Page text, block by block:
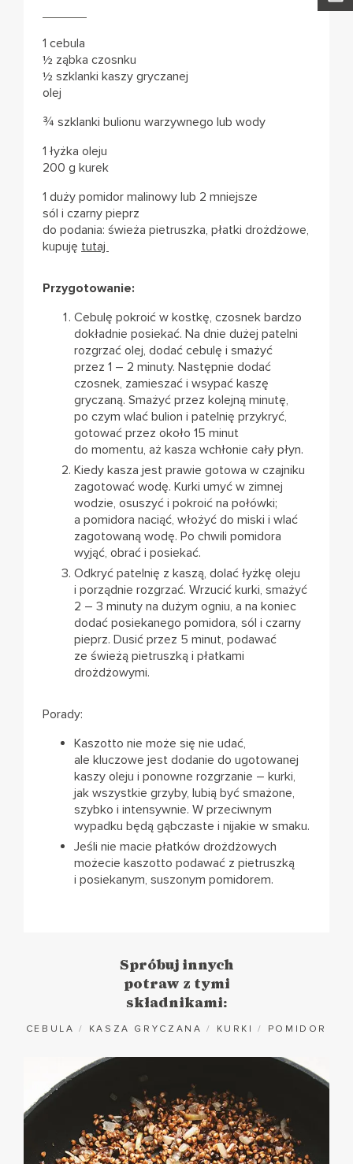
1 cebula
½ ząbka czosnku
½ szklanki kaszy gryczanej
olej
¾ szklanki bulionu warzywnego lub wody
1 łyżka oleju
200 g kurek
1 duży pomidor malinowy lub 2 mniejsze
sól i czarny pieprz
do podania: świeża pietruszka, płatki drożdżowe,
kupuję tutaj
Przygotowanie:
Cebulę pokroić w kostkę, czosnek bardzo
dokładnie posiekać. Na dnie dużej patelni
rozgrzać olej, dodać cebulę i smażyć
przez 1 – 2 minuty. Następnie dodać
czosnek, zamieszać i wsypać kaszę
gryczaną. Smażyć przez kolejną minutę,
po czym wlać bulion i patelnię przykryć,
gotować przez około 15 minut
do momentu, aż kasza wchłonie cały płyn.
Kiedy kasza jest prawie gotowa w czajniku
zagotować wodę. Kurki umyć w zimnej
wodzie, osuszyć i pokroić na połówki;
a pomidora naciąć, włożyć do miski i wlać
zagotowaną wodę. Po chwili pomidora
wyjąć, obrać i posiekać.
Odkryć patelnię z kaszą, dolać łyżkę oleju
i porządnie rozgrzać. Wrzucić kurki, smażyć
2 – 3 minuty na dużym ogniu, a na koniec
dodać posiekanego pomidora, sól i czarny
pieprz. Dusić przez 5 minut, podawać
ze świeżą pietruszką i płatkami
drożdżowymi.
Porady:
Kaszotto nie może się nie udać,
ale kluczowe jest dodanie do ugotowanej
kaszy oleju i ponowne rozgrzanie – kurki,
jak wszystkie grzyby, lubią być smażone,
szybko i intensywnie. W przeciwnym
wypadku będą gąbczaste i nijakie w smaku.
Jeśli nie macie płatków drożdżowych
możecie kaszotto podawać z pietruszką
i posiekanym, suszonym pomidorem.
Spróbuj innych
potraw z tymi
składnikami:
CEBULA / KASZA GRYCZANA / KURKI / POMIDOR